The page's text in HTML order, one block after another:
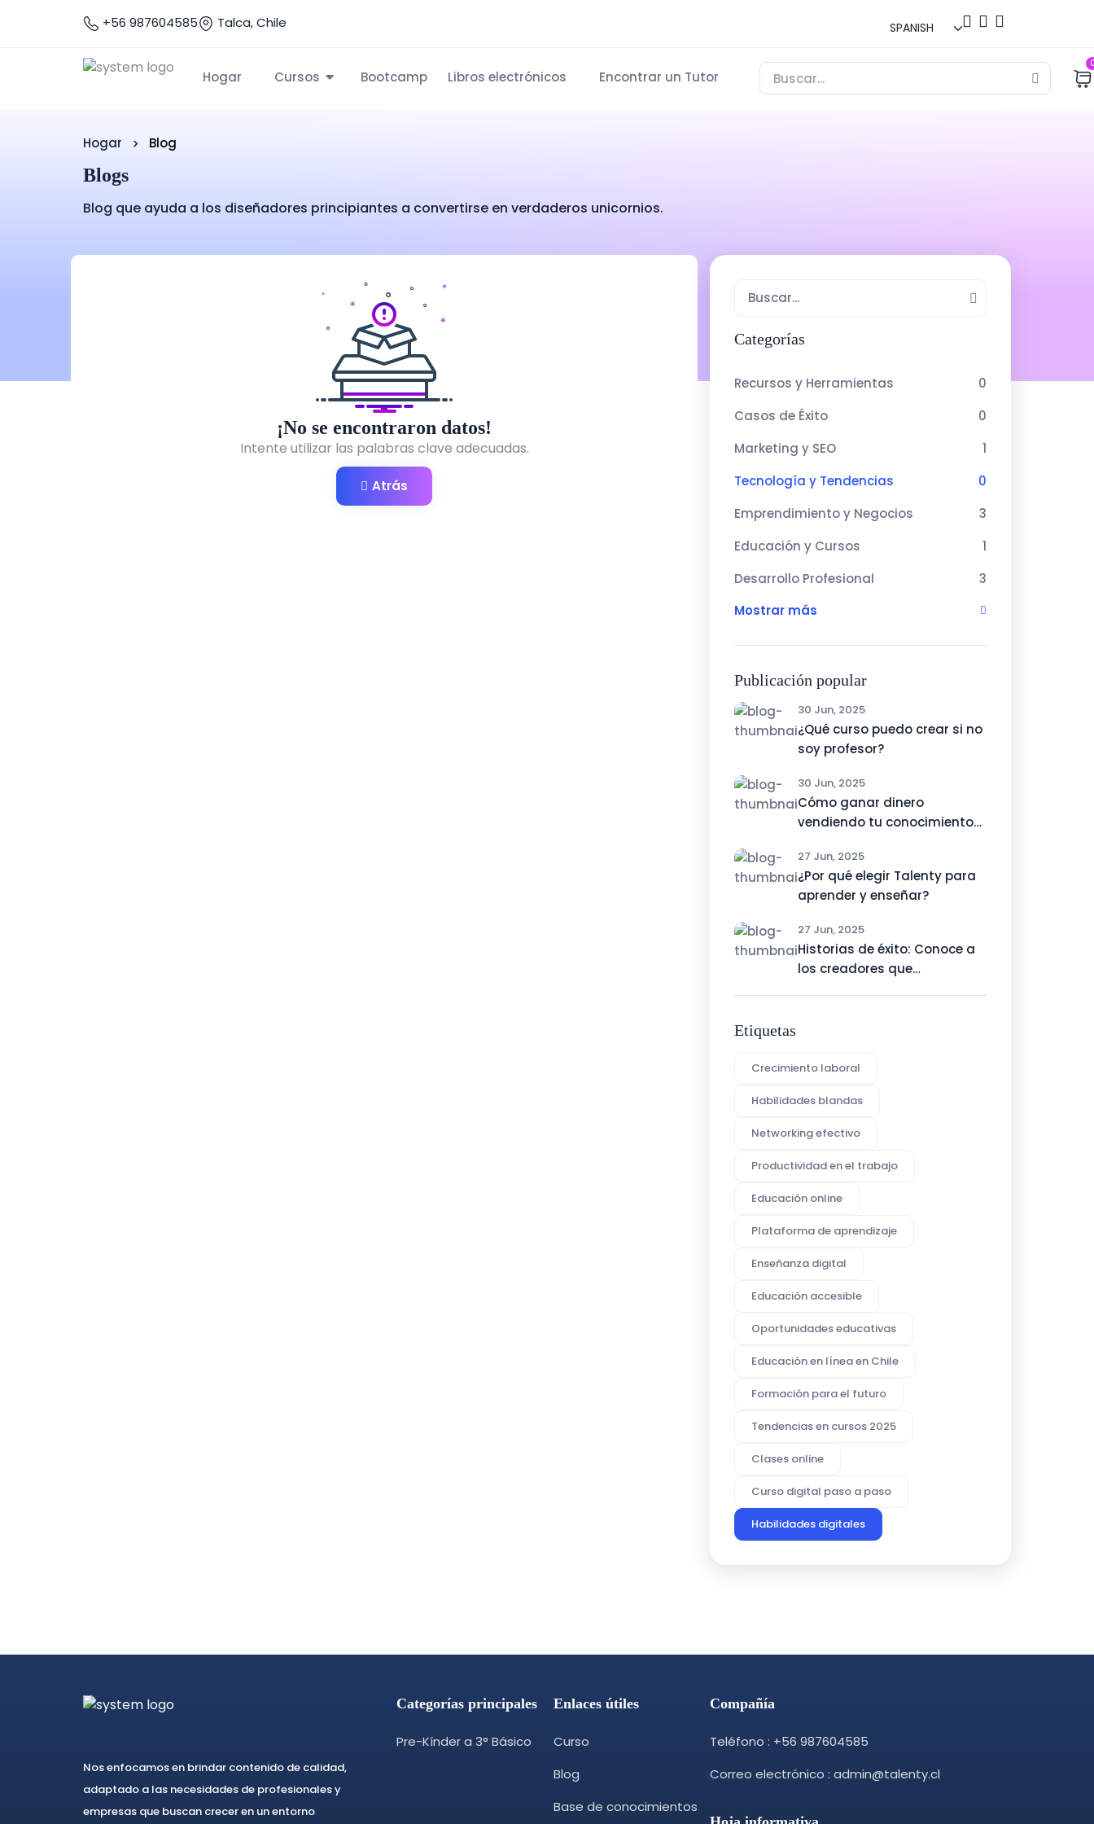
+56 987604585 Talca, Chile
Hogar Cursos Bootcamp Libros electrónicos Encontrar un Tutor
Hogar Blog
Blogs
Blog que ayuda a los diseñadores principiantes a convertirse en verdaderos unicornios.
¡No se encontraron datos!
Intente utilizar las palabras clave adecuadas.
Atrás
Categorías
Recursos y Herramientas
0
Casos de Éxito
0
Marketing y SEO
1
Tecnología y Tendencias
0
Emprendimiento y Negocios
3
Educación y Cursos
1
Desarrollo Profesional
3
Mostrar más
Publicación popular
30 Jun, 2025
¿Qué curso puedo crear si no
soy profesor?
30 Jun, 2025
Cómo ganar dinero
vendiendo tu conocimiento
27 Jun, 2025
¿Por qué elegir Talenty para
aprender y enseñar?
27 Jun, 2025
Historias de éxito: Conoce a
los creadores que
Etiquetas
Crecimiento laboral
Habilidades blandas
Networking efectivo
Productividad en el trabajo
Educación online
Plataforma de aprendizaje
Enseñanza digital
Educación accesible
Oportunidades educativas
Educación en línea en Chile
Formación para el futuro
Tendencias en cursos 2025
Clases online
Curso digital paso a paso
Habilidades digitales
Nos enfocamos en brindar contenido de calidad,
adaptado a las necesidades de profesionales y
empresas que buscan crecer en un entorno
Categorías principales
Pre-Kínder a 3° Básico
Enlaces útiles
Curso
Blog
Base de conocimientos
Compañía
Teléfono : +56 987604585
Correo electrónico : admin@talenty.cl